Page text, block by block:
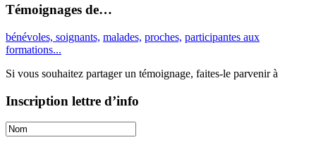
Témoignages de…
bénévoles, soignants, malades, proches, participantes aux
formations...
Si vous souhaitez partager un témoignage, faites-le parvenir à
Inscription lettre d’info